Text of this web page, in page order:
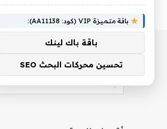
باقة متميزة VIP (كود: AA11138):
باقة باك لينك
تحسين محركات البحث SEO